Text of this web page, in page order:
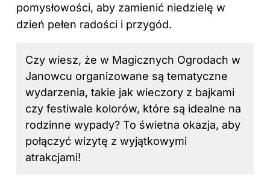
pomysłowości, aby zamienić niedzielę w
dzień pełen radości i przygód.
Czy wiesz, że w Magicznych Ogrodach w
Janowcu organizowane są tematyczne
wydarzenia, takie jak wieczory z bajkami
czy festiwale kolorów, które są idealne na
rodzinne wypady? To świetna okazja, aby
połączyć wizytę z wyjątkowymi
atrakcjami!